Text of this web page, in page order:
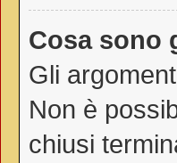
Cosa sono
Gli
Non è
chiusi